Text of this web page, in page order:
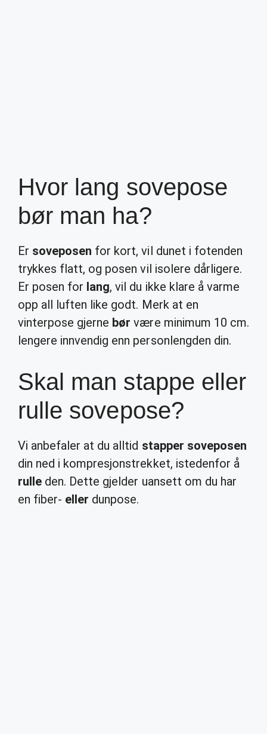
Hvor lang sovepose
bør man ha?
Er soveposen for kort, vil dunet i fotenden
trykkes flatt, og posen vil isolere dårligere.
Er posen for lang, vil du ikke klare å varme
opp all luften like godt. Merk at en
vinterpose gjerne bør være minimum 10 cm.
lengere innvendig enn personlengden din.
Skal man stappe eller
rulle sovepose?
Vi anbefaler at du alltid stapper soveposen
din ned i kompresjonstrekket, istedenfor å
rulle den. Dette gjelder uansett om du har
en fiber- eller dunpose.